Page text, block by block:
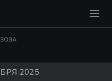
2025